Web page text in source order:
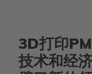
3D打印
技术和经